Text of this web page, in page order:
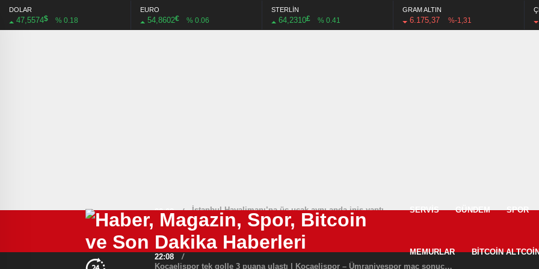
DOLAR
47,5574$ % 0.18
EURO
54,8602€ % 0.06
STERLİN
64,2310£ % 0.41
GRAM ALTIN
6.175,37 %-1,31
SERVIS GÜNDEM SPOR
MEMURLAR BITCOIN
22:08 /
İstanbul Havalimanı’na üç uçak aynı anda iniş yaptı
00:42
/
MAÇ ÖZETİ İZLE: Arsenal 2-2 Liverpool maçı özet izle goller izle
22:15
/
Uzay ve havacılık için 5 milyar TL bütçe
22:16
/
Galatasaray’da Osimhen’den muhteşem röveşata! Ayakta alkışlandı…
22:08
/
Kocaelispor tek golle 3 puana ulaştı | Kocaelispor – Ümraniyespor maç sonucu: 1-0